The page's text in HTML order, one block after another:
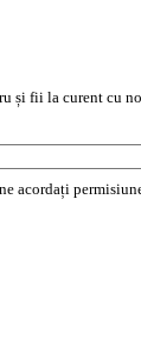
și fii la curent cu
acordați